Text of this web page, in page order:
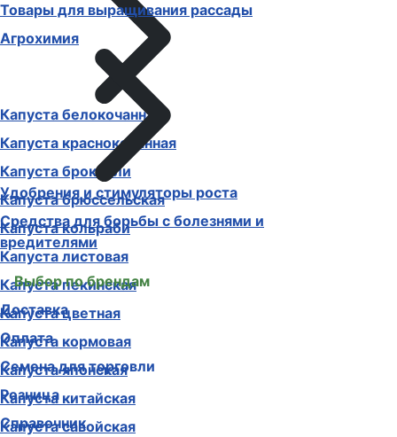
Капуста белокочанная
Капуста краснокочанная
Капуста брокколи
Капуста брюссельская
Капуста кольраби
Капуста листовая
Капуста пекинская
Капуста цветная
Капуста кормовая
Капуста японская
Капуста китайская
Капуста савойская
Товары для выращивания рассады
Агрохимия
Удобрения и стимуляторы роста
Средства для борьбы с болезнями и
вредителями
Выбор по брендам
Доставка
Оплата
Семена для торговли
Розница
Справочник